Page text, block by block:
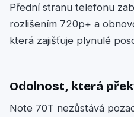
Přední stranu telefonu
rozlišením 720p+ a
která zajišťuje plynulé
Odolnost, která
Note 70T nezůstává